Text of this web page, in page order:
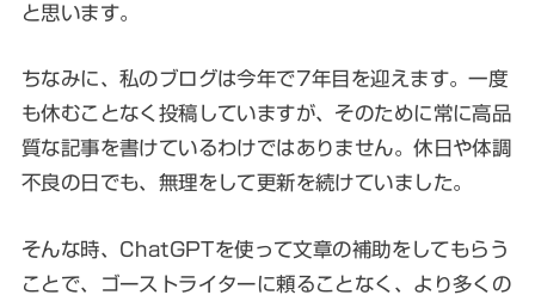
と思います。
ちなみに、私のブログは今年で7年目を迎えます。一度
も休むことなく投稿していますが、そのために常に高品
質な記事を書けているわけではありません。休日や体調
不良の日でも、無理をして更新を続けていました。
そんな時、ChatGPTを使って文章の補助をしてもらう
ことで、ゴーストライターに頼ることなく、より多くの